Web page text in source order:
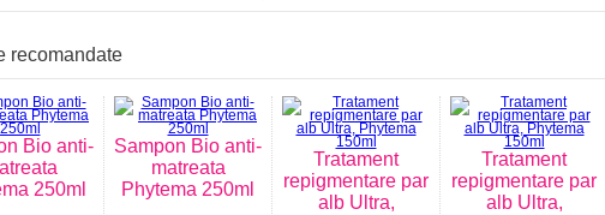
recomandate
Bio anti-
250ml
Sampon Bio anti-
matreata
Phytema 250ml
Tratament
repigmentare par
alb Ultra,
Tratament
repigmentare par
alb Ultra,